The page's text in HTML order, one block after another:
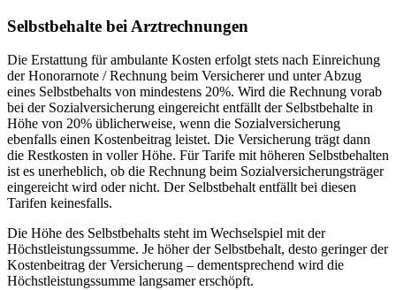
Selbstbehalte bei Arztrechnungen
Die Erstattung für ambulante Kosten erfolgt stets nach Einreichung
der Honorarnote / Rechnung beim Versicherer und unter Abzug
eines Selbstbehalts von mindestens 20%. Wird die Rechnung vorab
bei der Sozialversicherung eingereicht entfällt der Selbstbehalte in
Höhe von 20% üblicherweise, wenn die Sozialversicherung
ebenfalls einen Kostenbeitrag leistet. Die Versicherung trägt dann
die Restkosten in voller Höhe. Für Tarife mit höheren Selbstbehalten
ist es unerheblich, ob die Rechnung beim Sozialversicherungsträger
eingereicht wird oder nicht. Der Selbstbehalt entfällt bei diesen
Tarifen keinesfalls.
Die Höhe des Selbstbehalts steht im Wechselspiel mit der
Höchstleistungssumme. Je höher der Selbstbehalt, desto geringer der
Kostenbeitrag der Versicherung – dementsprechend wird die
Höchstleistungssumme langsamer erschöpft.